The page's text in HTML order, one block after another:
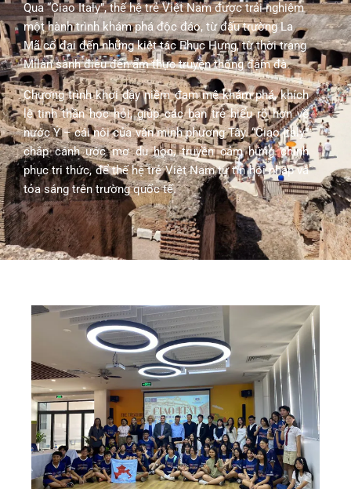
Qua “Ciao Italy”, thế hệ trẻ Việt Nam được trải nghiệm
một hành trình khám phá độc đáo, từ đấu trường La
Mã cổ đại đến những kiệt tác Phục Hưng, từ thời trang
Milan sành điệu đến ẩm thực truyền thống đậm đà.
Chương trình khơi dậy niềm đam mê khám phá, khích
lệ tinh thần học hỏi, giúp các bạn trẻ hiểu rõ hơn về
nước Ý – cái nôi của văn minh phương Tây. “Ciao Italy”
chắp cánh ước mơ du học, truyền cảm hứng chinh
phục tri thức, để thế hệ trẻ Việt Nam tự tin hội nhập và
tỏa sáng trên trường quốc tế.